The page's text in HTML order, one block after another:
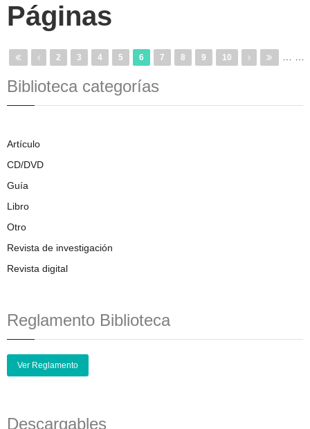
Páginas
2 3 4 5 6 7 8 9 10
Biblioteca categorías
Artículo
CD/DVD
Guía
Libro
Otro
Revista de investigación
Revista digital
Reglamento Biblioteca
Ver Reglamento
Descargables